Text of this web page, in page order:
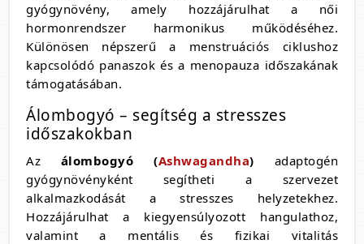
gyógynövény, amely hozzájárulhat a női
hormonrendszer harmonikus működéséhez.
Különösen népszerű a menstruációs ciklushoz
kapcsolódó panaszok és a menopauza időszakának
támogatásában.
Álombogyó – segítség a stresszes
időszakokban
Az álombogyó (Ashwagandha) adaptogén
gyógynövényként segítheti a szervezet
alkalmazkodását a stresszes helyzetekhez.
Hozzájárulhat a kiegyensúlyozott hangulathoz,
valamint a mentális és fizikai vitalitás